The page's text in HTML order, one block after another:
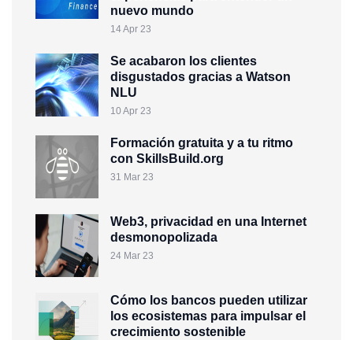
nuevo mundo
14 Apr 23
Se acabaron los clientes
disgustados gracias a Watson
NLU
10 Apr 23
Formación gratuita y a tu ritmo
con SkillsBuild.org
31 Mar 23
Web3, privacidad en una Internet
desmonopolizada
24 Mar 23
Cómo los bancos pueden utilizar
los ecosistemas para impulsar el
crecimiento sostenible